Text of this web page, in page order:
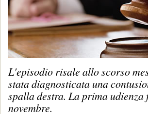
L'episodio risale allo scorso
stata diagnosticata una
spalla destra. La prima
novembre.